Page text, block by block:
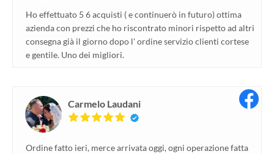
Ho effettuato 5 6 acquisti ( e continuerò in futuro) ottima
azienda con prezzi che ho riscontrato minori rispetto ad altri
consegna già il giorno dopo l' ordine servizio clienti cortese
e gentile. Uno dei migliori.
Carmelo Laudani
Ordine fatto ieri, merce arrivata oggi, ogni operazione fatta